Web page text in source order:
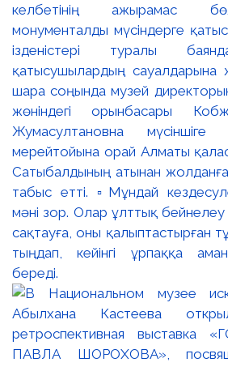
келбетінің ажырамас
монументалды мүсіндерге
ізденістері туралы
қатысушылардың сауалдарына
шара соңында музей
жөніндегі орынбасары
Жумасултановна
мерейтойына орай Алматы
Сатыбалдының атынан
табыс етті. ▫️Мұндай
мәні зор. Олар ұлттық бейнелеу
сақтауға, оны қалыптастырған
тыңдап, кейінгі ұрпаққа
береді.